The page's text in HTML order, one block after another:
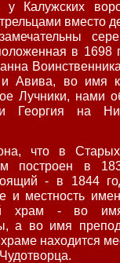
у Калужских
вместо
в 1698
Авива, во имя
Лучники, нами
Георгия на
что в
построен в
- в 1844
и местность
храм - во
а во имя
находится